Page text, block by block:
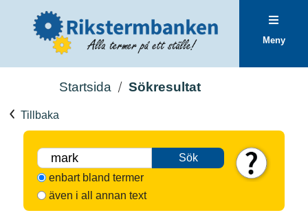
Meny
Startsida Sökresultat
Tillbaka
Sök
enbart bland termer
även i all annan text